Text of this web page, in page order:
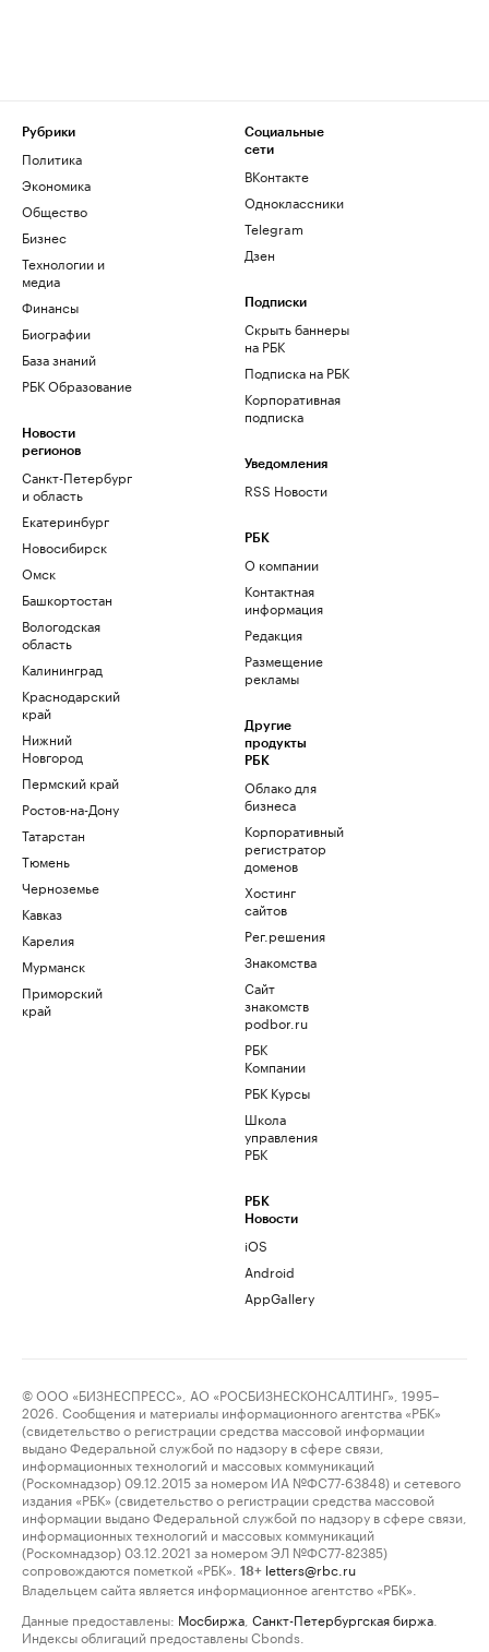
Рубрики
Политика
Экономика
Общество
Бизнес
Технологии и
медиа
Финансы
Биографии
База знаний
РБК Образование
Новости
регионов
Санкт-Петербург
и область
Екатеринбург
Новосибирск
Омск
Башкортостан
Вологодская
область
Калининград
Краснодарский
край
Нижний
Новгород
Пермский край
Ростов-на-Дону
Татарстан
Тюмень
Черноземье
Кавказ
Карелия
Мурманск
Приморский
край
Социальные
сети
ВКонтакте
Одноклассники
Telegram
Дзен
Подписки
Скрыть баннеры
на РБК
Подписка на РБК
Корпоративная
подписка
Уведомления
RSS Новости
РБК
О компании
Контактная
информация
Редакция
Размещение
рекламы
Другие
продукты
РБК
Облако для
бизнеса
Корпоративный
регистратор
доменов
Хостинг
сайтов
Рег.решения
Знакомства
Сайт
знакомств
podbor.ru
РБК
Компании
РБК Курсы
Школа
управления
РБК
РБК
Новости
iOS
Android
AppGallery
© ООО «БИЗНЕСПРЕСС», АО «РОСБИЗНЕСКОНСАЛТИНГ», 1995–
2026. Сообщения и материалы информационного агентства «РБК»
(свидетельство о регистрации средства массовой информации
выдано Федеральной службой по надзору в сфере связи,
информационных технологий и массовых коммуникаций
(Роскомнадзор) 09.12.2015 за номером ИА №ФС77-63848) и сетевого
издания «РБК» (свидетельство о регистрации средства массовой
информации выдано Федеральной службой по надзору в сфере связи,
информационных технологий и массовых коммуникаций
(Роскомнадзор) 03.12.2021 за номером ЭЛ №ФС77-82385)
сопровождаются пометкой «РБК».
18+ letters@rbc.ru
Владельцем сайта является информационное агентство «РБК».
Данные предоставлены: Мосбиржа Санкт-Петербургская биржа
Индексы облигаций предоставлены Cbonds.